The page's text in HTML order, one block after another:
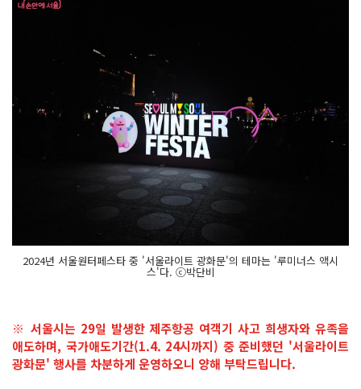
2024년 서울원터페스타 중 '서울라이트 광화문'의 테마는 '루미너스 액시
스'다. ⓒ박단비
※ 서울시는 29일 발생한 제주항공 여객기 사고 희생자와 유족을
애도하며, 국가애도기간(1.4. 24시까지) 중 준비했던 '서울라이트
광화문' 행사를 차분하게 운영하오니 양해 부탁드립니다.